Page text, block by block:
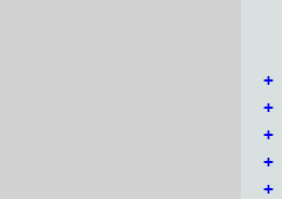
+
+
+
+
+